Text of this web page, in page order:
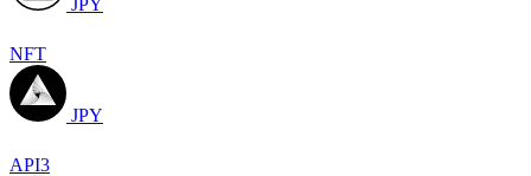
NFT
JPY
API3